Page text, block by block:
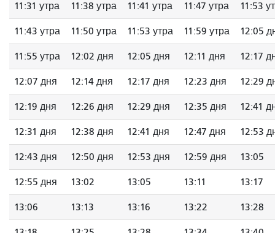
11:31 утра 11:38 утра 11:41 утра 11:47 утра 11:53
11:43 утра 11:50 утра 11:53 утра 11:59 утра 12:05
11:55 утра 12:02 дня 12:05 дня 12:11 дня 12:17
12:07 дня 12:14 дня 12:17 дня 12:23 дня 12:29
12:19 дня 12:26 дня 12:29 дня 12:35 дня 12:41
12:31 дня 12:38 дня 12:41 дня 12:47 дня 12:53
12:43 дня 12:50 дня 12:53 дня 12:59 дня 13:05
12:55 дня 13:02 13:05 13:11 13:17
13:06 13:13 13:16 13:22 13:28